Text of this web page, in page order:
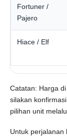
Fortuner /
Pajero
Hiace / Elf
Catatan: Harga
silakan
pilihan unit
Untuk perjalanan